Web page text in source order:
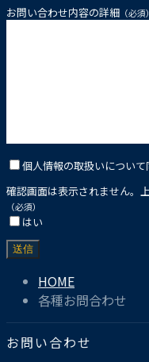
お問い合わせ内容の詳細 （必須）
個人情報の取扱いについて
確認画面は表示されません。
（必須）
はい
HOME
各種お問合わせ
お問い合わせ